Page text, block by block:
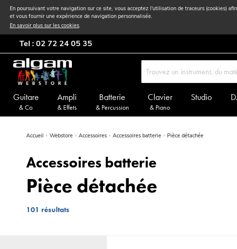
En poursuivant votre navigation sur ce site, vous acceptez l'utilisation de traceurs (cookies)
et vous fournir une expérience de navigation personnalisée.
En savoir plus sur les cookies.
Tel : 02 72 24 05 35
Guitare
& Co
Ampli
& Effets
Batterie
& Percussion
Clavier
& Piano
Studio
Accueil Webstore Accessoires Accessoires batterie Pièce détachée
Accessoires batterie
Pièce détachée
101 résultats